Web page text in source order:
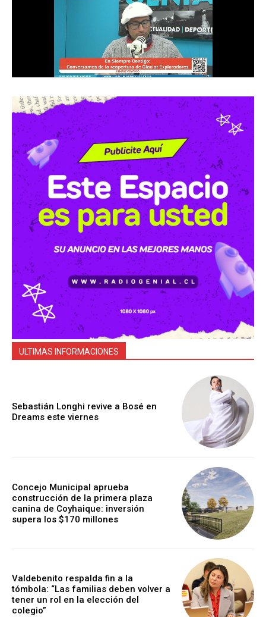
ULTIMAS INFORMACIONES
Sebastián Longhi revive a Bosé en
Dreams este viernes
Concejo Municipal aprueba
construcción de la primera plaza
canina de Coyhaique: inversión
supera los $170 millones
Valdebenito respalda fin a la
tómbola: “Las familias deben volver a
tener un rol en la elección del
colegio”